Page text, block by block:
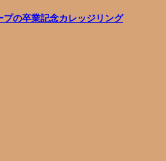
プの卒業記念カレッジリング